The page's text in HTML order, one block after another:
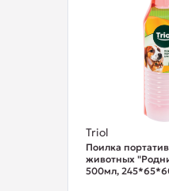
Triol
Поилка
животных
500мл,